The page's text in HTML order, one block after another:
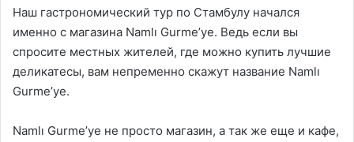
Наш гастрономический тур по Стамбулу начался
именно с магазина Namlı Gurme’ye. Ведь если вы
спросите местных жителей, где можно купить лучшие
деликатесы, вам непременно скажут название Namlı
Gurme’ye.
Namlı Gurme’ye не просто магазин, а так же еще и кафе,